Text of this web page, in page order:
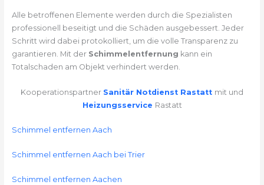
Alle betroffenen Elemente werden durch die Spezialisten
professionell beseitigt und die Schäden ausgebessert. Jeder
Schritt wird dabei protokolliert, um die volle Transparenz zu
garantieren. Mit der Schimmelentfernung kann ein
Totalschaden am Objekt verhindert werden.
Kooperationspartner Sanitär Notdienst Rastatt mit und
Heizungsservice Rastatt
Schimmel entfernen Aach
Schimmel entfernen Aach bei Trier
Schimmel entfernen Aachen